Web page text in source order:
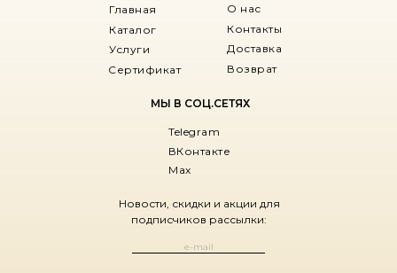
Новости, скидки и акции для
подписчиков рассылки:
Главная
Услуги Доставка
О нас
Контакты
Каталог
Возврат
Сертификат
МЫ В СОЦ.СЕТЯХ
Telegram
ВКонтакте
Max